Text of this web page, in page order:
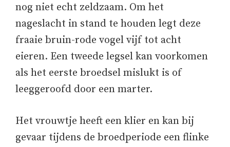
nog niet echt zeldzaam. Om het
nageslacht in stand te houden legt deze
fraaie bruin-rode vogel vijf tot acht
eieren. Een tweede legsel kan voorkomen
als het eerste broedsel mislukt is of
leeggeroofd door een marter.
Het vrouwtje heeft een klier en kan bij
gevaar tijdens de broedperiode een flinke